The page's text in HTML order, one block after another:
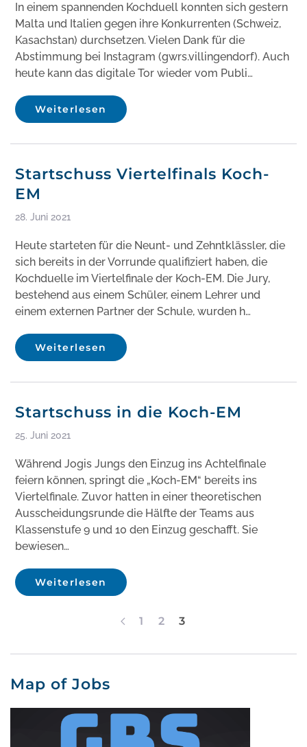
In einem spannenden Kochduell konnten sich gestern
Malta und Italien gegen ihre Konkurrenten (Schweiz,
Kasachstan) durchsetzen. Vielen Dank für die
Abstimmung bei Instagram (gwrs.villingendorf). Auch
heute kann das digitale Tor wieder vom Publi…
Weiterlesen
Startschuss Viertelfinals Koch-
EM
28. Juni 2021
Heute starteten für die Neunt- und Zehntklässler, die
sich bereits in der Vorrunde qualifiziert haben, die
Kochduelle im Viertelfinale der Koch-EM. Die Jury,
bestehend aus einem Schüler, einem Lehrer und
einem externen Partner der Schule, wurden h…
Weiterlesen
Startschuss in die Koch-EM
25. Juni 2021
Während Jogis Jungs den Einzug ins Achtelfinale
feiern können, springt die „Koch-EM“ bereits ins
Viertelfinale. Zuvor hatten in einer theoretischen
Ausscheidungsrunde die Hälfte der Teams aus
Klassenstufe 9 und 10 den Einzug geschafft. Sie
bewiesen…
Weiterlesen
1 2 3
Map of Jobs